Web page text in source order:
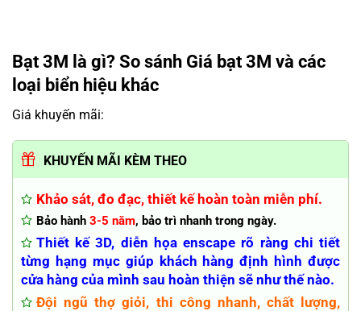
Bạt 3M là gì? So sánh Giá bạt 3M và các
loại biển hiệu khác
Giá khuyến mãi:
KHUYẾN MÃI KÈM THEO
Khảo sát, đo đạc, thiết kế hoàn toàn miễn phí.
Bảo hành 3-5 năm, bảo trì nhanh trong ngày.
Thiết kế 3D, diễn họa enscape rõ ràng chi tiết
từng hạng mục giúp khách hàng định hình được
cửa hàng của mình sau hoàn thiện sẽ như thế nào.
Đội ngũ thợ giỏi, thi công nhanh, chất lượng,